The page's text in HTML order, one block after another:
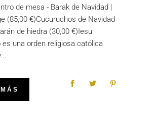
de mesa - Barak de Navidad |
(85,00 €)Cucuruchos de Navidad
de hiedra (30,00 €)Iesu
es una orden religiosa católica